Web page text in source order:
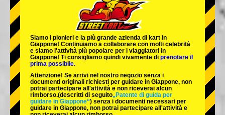
Tokyo Shinagawa Tokyo Akihabara#1
Tokyo Akihabara#2
Tokyo Shibuya Annex Tokyo Bay
Tokyo Asakusa Osaka
Okinawa
Siamo i pionieri e la più grande azienda di kart in
Giappone! Continuiamo a collaborare con molti celebrità
e siamo l'attività più popolare per i viaggiatori in
Giappone! Ti consigliamo quindi vivamente di prenotare il
prima possibile.
Attenzione! Se arrivi nel nostro negozio senza i
documenti originali richiesti per guidare in Giappone, non
potrai partecipare all'attività e non riceverai alcun
rimborso.(descritti di seguito„Patente di guida per
guidare in Giappone“) senza i documenti necessari per
guidare in Giappone, non potrai partecipare all'attività e